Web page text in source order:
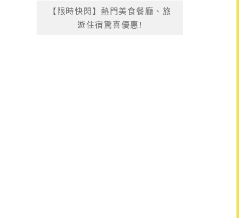
【限時快閃】熱門美食餐廳、旅
遊住宿驚喜優惠!